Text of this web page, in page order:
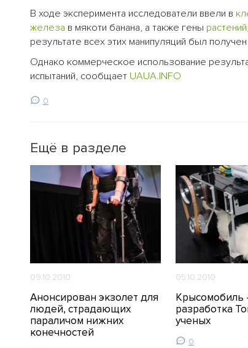
В ходе эксперимента исследователи ввели в
железа в мякоти банана, а также гены растений
результате всех этих манипуляций был получен
Однако коммерческое использование
испытаний, сообщает UAUA.INFO
0
Ещё в разделе
09.10.2010
Анонсирован экзолет для
людей, страдающих
параличом нижних
конечностей
05.10.2010
Крысомобиль
разработка
ученых
0